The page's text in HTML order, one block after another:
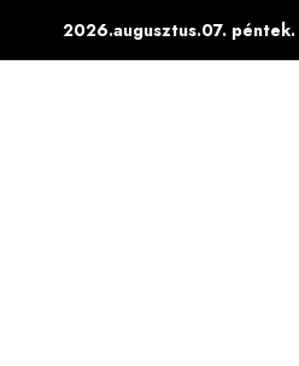
2026.augusztus.07. péntek.